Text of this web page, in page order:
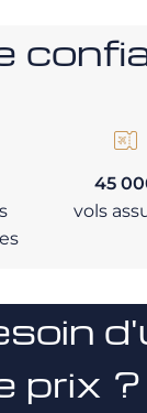
45
vols
prix ?